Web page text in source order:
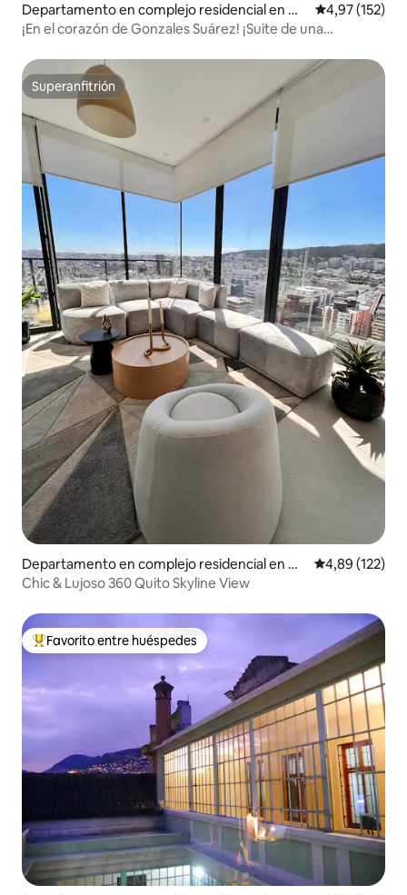
Departamento en complejo residencial en Qu
ito
Calificación
4,97 (152)
¡En el corazón de Gonzales Suárez! ¡Suite de una
Superanfitrión
Superanfitrión
Departamento en complejo residencial en Qu
ito
Calificación
4,89 (122)
Chic & Lujoso 360 Quito Skyline View
Favorito entre los huéspedes más destacados
Favorito entre huéspedes